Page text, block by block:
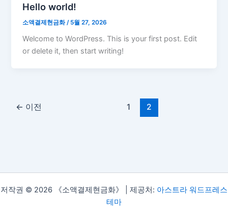
Hello world!
소액결제현금화 / 5월 27, 2026
Welcome to WordPress. This is your first post. Edit
or delete it, then start writing!
← 이전 1 2
저작권 © 2026 《소액결제현금화》 | 제공처: 아스트라 워드프레스
테마